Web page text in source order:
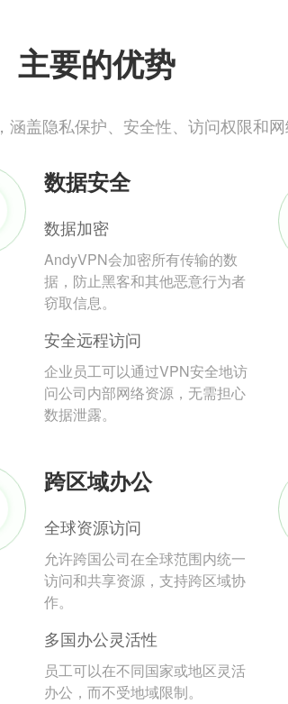
主要的优势
涵盖隐私保护、安全性、访问权限和
数据安全
数据加密
AndyVPN会加密所有传输的数
据，防止黑客和其他恶意行为者
窃取信息。
安全远程访问
企业员工可以通过VPN安全地访
问公司内部网络资源，无需担心
数据泄露。
跨区域办公
全球资源访问
允许跨国公司在全球范围内统一
访问和共享资源，支持跨区域协
作。
多国办公灵活性
员工可以在不同国家或地区灵活
办公，而不受地域限制。